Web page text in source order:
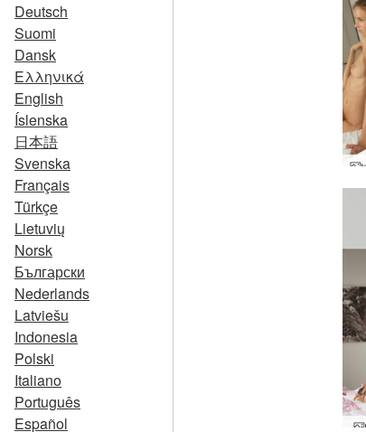
Deutsch
Suomi
Dansk
Ελληνικά
English
Íslenska
日本語
Svenska
Français
Türkçe
Lietuvių
Norsk
Български
Nederlands
Latviešu
Indonesia
Polski
Italiano
Português
Español